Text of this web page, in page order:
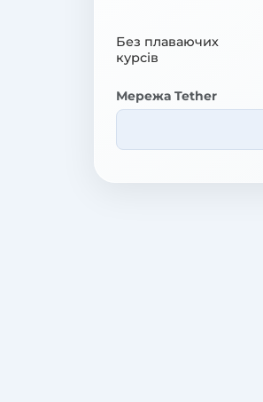
Без плаваючих
курсів
Мережа Tether